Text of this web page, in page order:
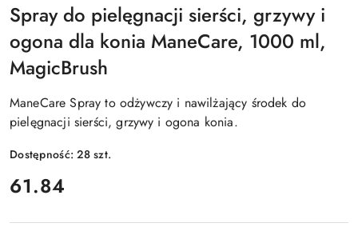
Spray do pielęgnacji sierści, grzywy i
ogona dla konia ManeCare, 1000 ml,
MagicBrush
ManeCare Spray to odżywczy i nawilżający środek do
pielęgnacji sierści, grzywy i ogona konia.
Dostępność:28szt.
cena:
61.84